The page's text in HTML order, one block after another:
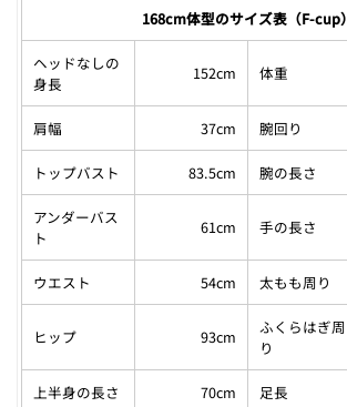
168cm体型のサイズ表（F-cup）
ヘッドなしの
身長
152cm 体重
肩幅 37cm 腕回り
トップバスト 83.5cm 腕の長さ
アンダーバス
ト
61cm 手の長さ
ウエスト 54cm 太もも周り
ヒップ 93cm
ふくらはぎ周
り
上半身の長さ 70cm 足長